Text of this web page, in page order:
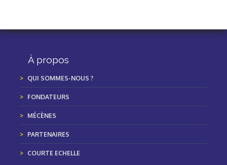
À propos
QUI SOMMES-NOUS ?
FONDATEURS
MÉCÈNES
PARTENAIRES
COURTE ECHELLE